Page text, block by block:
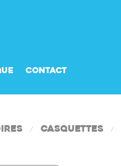
Contact
⁄ Casquettes ⁄